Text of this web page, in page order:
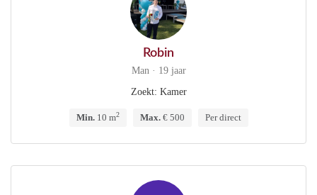
Robin
Man · 19 jaar
Zoekt: Kamer
Min.10 m2 Max.€ 500 Per direct